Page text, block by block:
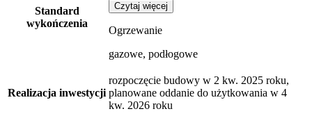
Standard
wykończenia
Czytaj więcej
Ogrzewanie
gazowe, podłogowe
Realizacja inwestycji
rozpoczęcie budowy w 2 kw. 2025 roku,
planowane oddanie do użytkowania w 4
kw. 2026 roku